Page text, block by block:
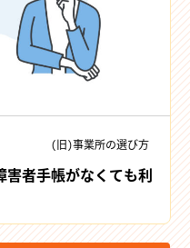
(旧)事業所の選び方
害者手帳がなくても利